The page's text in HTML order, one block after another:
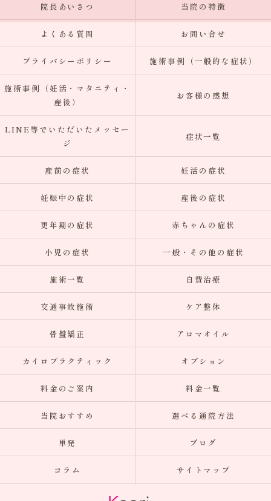
院長あいさつ 当院の特徴
よくある質問 お問い合せ
プライバシーポリシー 施術事例（一般的な症状）
施術事例（妊活・マタニティ・
産後）
お客様の感想
LINE等でいただいたメッセー
ジ
症状一覧
産前の症状 妊活の症状
妊娠中の症状 産後の症状
更年期の症状 赤ちゃんの症状
小児の症状 一般・その他の症状
施術一覧 自費治療
交通事故施術 ケア整体
骨盤矯正 アロマオイル
カイロプラクティック オプション
料金のご案内 料金一覧
当院おすすめ 選べる通院方法
単発 ブログ
コラム サイトマップ